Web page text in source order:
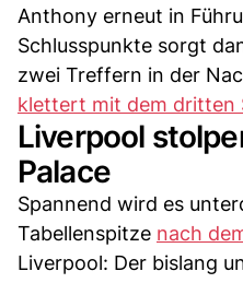
Anthony erneut in
Schlusspunkte sorgt
zwei Treffern in der
klettert mit dem dritten
Liverpool
Palace
Spannend wird es
Tabellenspitze nach
Liverpool: Der bislang